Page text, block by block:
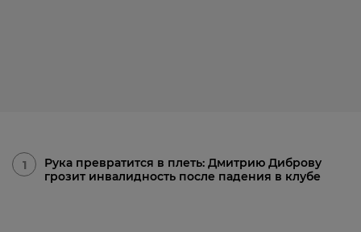
1
Рука превратится в плеть: Дмитрию Диброву
грозит инвалидность после падения в клубе